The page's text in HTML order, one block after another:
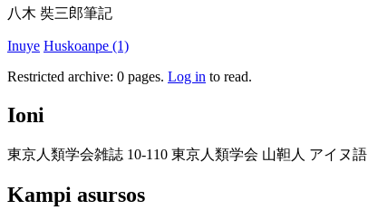
八木 奘三郎筆記
Inuye Huskoanpe (1)
Restricted archive: 0 pages. Log in to read.
Ioni
東京人類学会雑誌 10-110 東京人類学会 山靼人 アイヌ語
Kampi asursos